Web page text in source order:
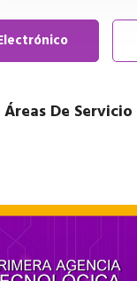
De Servicio